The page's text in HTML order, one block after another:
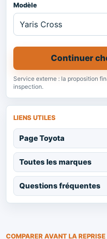
Modèle
Continuer
Service externe : la proposition
inspection.
LIENS UTILES
Page Toyota
Toutes les marques
Questions fréquentes
COMPARER AVANT LA REPRISE